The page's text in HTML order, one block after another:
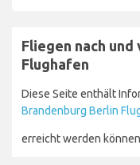
Fliegen nach
Flughafen
Diese Seite enthält
Brandenburg Berlin
erreicht werden können